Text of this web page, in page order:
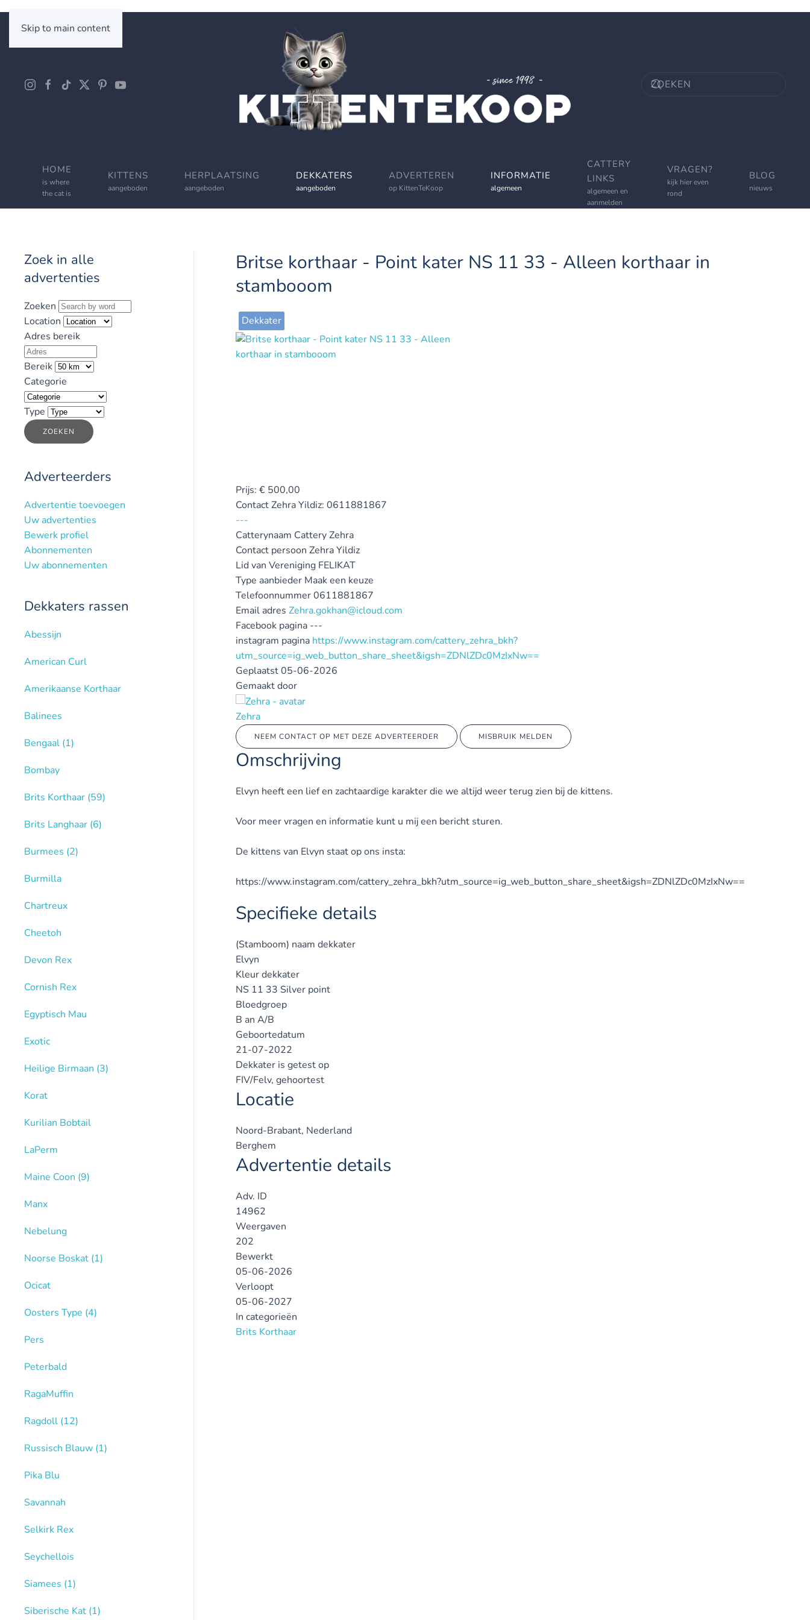
Skip to main content
HOME
is where
the cat is
KITTENS
aangeboden
HERPLAATSING
aangeboden
DEKKATERS
aangeboden
ADVERTEREN
op KittenTeKoop
INFORMATIE
algemeen
CATTERY
LINKS
algemeen en
aanmelden
VRAGEN?
kijk hier even
rond
BLOG
nieuws
Britse korthaar - Point kater NS 11 33 - Alleen korthaar in
stambooom
Dekkater
Prijs: € 500,00
ContactZehra Yildiz: 0611881867
---
Catterynaam Cattery Zehra
Contact persoon Zehra Yildiz
Lid van Vereniging FELIKAT
Type aanbieder Maak een keuze
Telefoonnummer0611881867
Email adres Zehra.gokhan@icloud.com
Facebook pagina ---
instagram pagina https://www.instagram.com/cattery_zehra_bkh?
utm_source=ig_web_button_share_sheet&igsh=ZDNlZDc0MzIxNw==
Geplaatst05-06-2026
Gemaakt door
Zehra
NEEM CONTACT OP MET DEZE ADVERTEERDER MISBRUIK MELDEN
Omschrijving
Elvyn heeft een lief en zachtaardige karakter die we altijd weer terug zien bij de kittens.
Voor meer vragen en informatie kunt u mij een bericht sturen.
De kittens van Elvyn staat op ons insta:
https://www.instagram.com/cattery_zehra_bkh?utm_source=ig_web_button_share_sheet&igsh=ZDNlZDc0MzIxNw==
Specifieke details
(Stamboom) naam dekkater
Elvyn
Kleur dekkater
NS 11 33 Silver point
Bloedgroep
B an A/B
Geboortedatum
21-07-2022
Dekkater is getest op
FIV/Felv, gehoortest
Locatie
Noord-Brabant, Nederland
Berghem
Advertentie details
Adv. ID
14962
Weergaven
202
Bewerkt
05-06-2026
Verloopt
05-06-2027
In categorieën
Brits Korthaar
Zoek in alle
advertenties
Zoeken
Location
Adres bereik
Bereik
Categorie
Type
ZOEKEN
Adverteerders
Advertentie toevoegen
Uw advertenties
Bewerk profiel
Abonnementen
Uw abonnementen
Dekkaters rassen
Abessijn
American Curl
Amerikaanse Korthaar
Balinees
Bengaal (1)
Bombay
Brits Korthaar (59)
Brits Langhaar (6)
Burmees (2)
Burmilla
Chartreux
Cheetoh
Devon Rex
Cornish Rex
Egyptisch Mau
Exotic
Heilige Birmaan (3)
Korat
Kurilian Bobtail
LaPerm
Maine Coon (9)
Manx
Nebelung
Noorse Boskat (1)
Ocicat
Oosters Type (4)
Pers
Peterbald
RagaMuffin
Ragdoll (12)
Russisch Blauw (1)
Pika Blu
Savannah
Selkirk Rex
Seychellois
Siamees (1)
Siberische Kat (1)